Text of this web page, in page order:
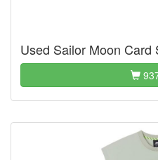
Used Sailor Moon Card